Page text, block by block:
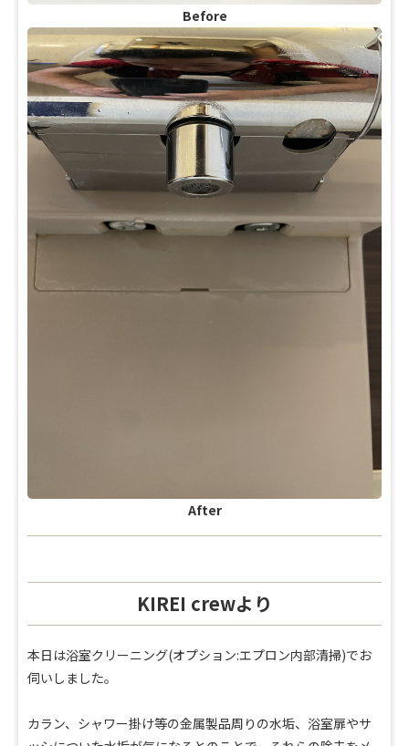
Before
After
KIREI crewより
本日は浴室クリーニング(オプション:エプロン内部清掃)でお
伺いしました。
カラン、シャワー掛け等の金属製品周りの水垢、浴室扉やサ